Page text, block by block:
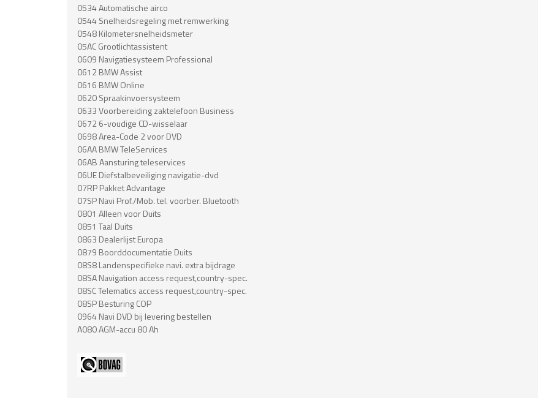
0534 Automatische airco
0544 Snelheidsregeling met remwerking
0548 Kilometersnelheidsmeter
05AC Grootlichtassistent
0609 Navigatiesysteem Professional
0612 BMW Assist
0616 BMW Online
0620 Spraakinvoersysteem
0633 Voorbereiding zaktelefoon Business
0672 6-voudige CD-wisselaar
0698 Area-Code 2 voor DVD
06AA BMW TeleServices
06AB Aansturing teleservices
06UE Diefstalbeveiliging navigatie-dvd
07RP Pakket Advantage
07SP Navi Prof./Mob. tel. voorber. Bluetooth
0801 Alleen voor Duits
0851 Taal Duits
0863 Dealerlijst Europa
0879 Boorddocumentatie Duits
08S8 Landenspecifieke navi. extra bijdrage
08SA Navigation access request,country-spec.
08SC Telematics access request,country-spec.
08SP Besturing COP
0964 Navi DVD bij levering bestellen
A080 AGM-accu 80 Ah